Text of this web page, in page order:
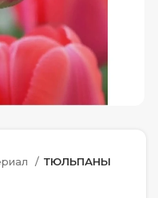
ТЮЛЬПАНЫ